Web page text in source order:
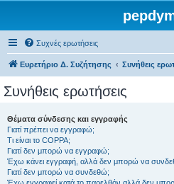
Συχνές ερωτήσεις
Ευρετήριο Δ. Συζήτησης Συνήθεις
Συνήθεις ερωτήσεις
Θέματα σύνδεσης και εγγραφής
Γιατί πρέπει να εγγραφώ;
Τι είναι το COPPA;
Γιατί δεν μπορώ να εγγραφώ;
Έχω κάνει εγγραφή, αλλά δεν μπορώ να
Γιατί δεν μπορώ να συνδεθώ;